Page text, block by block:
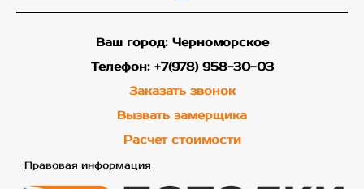
Ваш город: Черноморское
Телефон: +7(978) 958-30-03
Заказать звонок
Вызвать замерщика
Расчет стоимости
Правовая информация